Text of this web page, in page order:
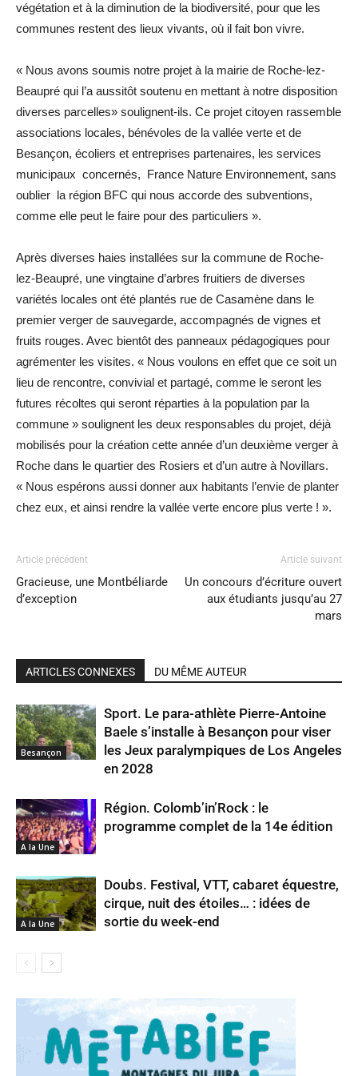
végétation et à la diminution de la biodiversité, pour que les
communes restent des lieux vivants, où il fait bon vivre.
« Nous avons soumis notre projet à la mairie de Roche-lez-
Beaupré qui l’a aussitôt soutenu en mettant à notre disposition
diverses parcelles» soulignent-ils. Ce projet citoyen rassemble
associations locales, bénévoles de la vallée verte et de
Besançon, écoliers et entreprises partenaires, les services
municipaux concernés, France Nature Environnement, sans
oublier la région BFC qui nous accorde des subventions,
comme elle peut le faire pour des particuliers ».
Après diverses haies installées sur la commune de Roche-
lez-Beaupré, une vingtaine d’arbres fruitiers de diverses
variétés locales ont été plantés rue de Casamène dans le
premier verger de sauvegarde, accompagnés de vignes et
fruits rouges. Avec bientôt des panneaux pédagogiques pour
agrémenter les visites. « Nous voulons en effet que ce soit un
lieu de rencontre, convivial et partagé, comme le seront les
futures récoltes qui seront réparties à la population par la
commune » soulignent les deux responsables du projet, déjà
mobilisés pour la création cette année d’un deuxième verger à
Roche dans le quartier des Rosiers et d’un autre à Novillars.
« Nous espérons aussi donner aux habitants l’envie de planter
chez eux, et ainsi rendre la vallée verte encore plus verte ! ».
Article précédent
Gracieuse, une Montbéliarde
d’exception
Article suivant
Un concours d’écriture ouvert
aux étudiants jusqu’au 27
mars
ARTICLES CONNEXES DU MÊME AUTEUR
Besançon
Sport. Le para-athlète Pierre-Antoine
Baele s’installe à Besançon pour viser
les Jeux paralympiques de Los Angeles
en 2028
A la Une
Région. Colomb’in’Rock : le
programme complet de la 14e édition
A la Une
Doubs. Festival, VTT, cabaret équestre,
cirque, nuit des étoiles… : idées de
sortie du week-end